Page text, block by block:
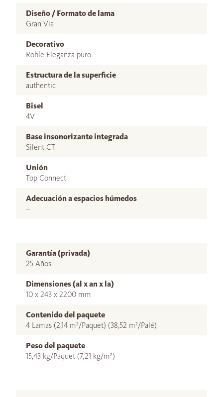
Diseño / Formato de lama
Gran Via
Decorativo
Roble Eleganza puro
Estructura de la superficie
authentic
Bisel
4V
Base insonorizante integrada
Silent CT
Unión
Top Connect
Adecuación a espacios húmedos
–
Garantía (privada)
25 Años
Dimensiones (al x an x la)
10 x 243 x 2200 mm
Contenido del paquete
4 Lamas (2,14 m²/Paquet) (38,52 m²/Palé)
Peso del paquete
15,43 kg/Paquet (7,21 kg/m²)